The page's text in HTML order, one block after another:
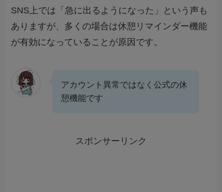
SNS上では「急に出るようになった」という声も
ありますが、多くの場合は休憩リマインダー機能
が有効になっていることが原因です。
アカウント異常ではなく公式の休
憩機能です
スポンサーリンク